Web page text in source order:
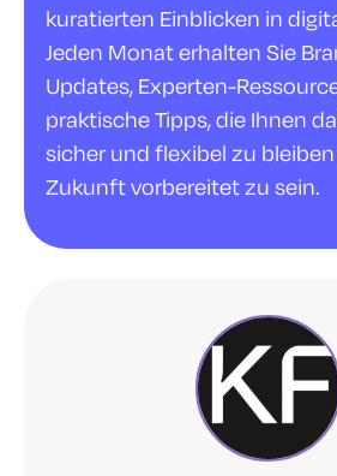
kuratierten Einblicken in
Jeden Monat erhalten Sie
Updates, Experten-
praktische Tipps, die Ihnen
sicher und flexibel zu
Zukunft vorbereitet zu sein.